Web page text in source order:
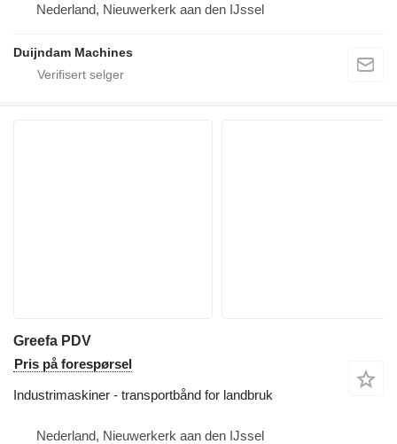
Nederland, Nieuwerkerk aan den IJssel
Duijndam Machines
Greefa PDV
Pris på forespørsel
Industrimaskiner - transportbånd for landbruk
Nederland, Nieuwerkerk aan den IJssel